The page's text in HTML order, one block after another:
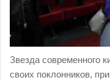
Звезда современного
своих поклонников,